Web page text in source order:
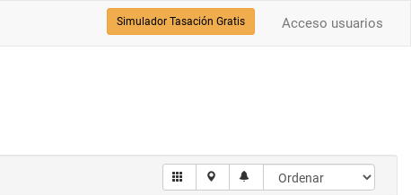
Acceso usuarios
Simulador Tasación Gratis